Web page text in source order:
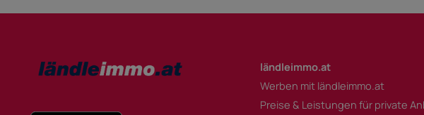
ländleimmo.at
Werben mit ländleimmo.at
Preise & Leistungen für private